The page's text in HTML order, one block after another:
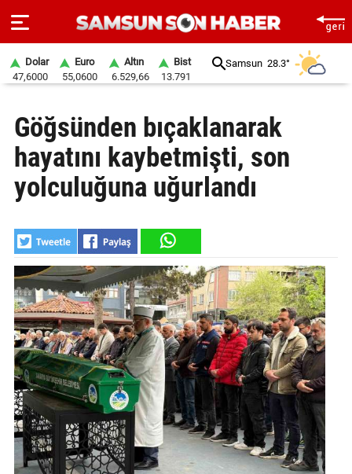
SAYFA
SAMSUN
HABER
GÜNDEM
SİYASET
EKONOMİ
DÜNYA
MAGAZİN
GALERİ
VİDEO
Dolar
47,6000
Euro
55,0600
Altın
6.529,66
Bist
13.791
Samsun 28.3°
Göğsünden bıçaklanarak
hayatını kaybetmişti, son
yolculuğuna uğurlandı